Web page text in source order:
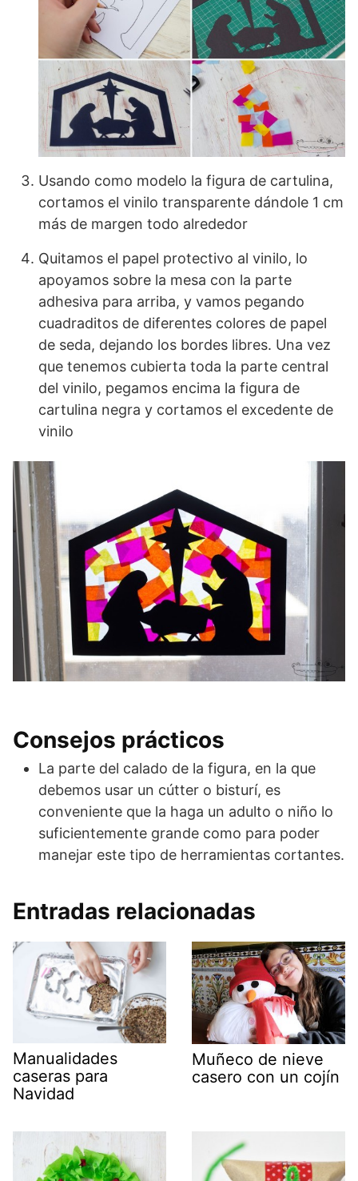
Usando como modelo la figura de cartulina,
cortamos el vinilo transparente dándole 1 cm
más de margen todo alrededor
Quitamos el papel protectivo al vinilo, lo
apoyamos sobre la mesa con la parte
adhesiva para arriba, y vamos pegando
cuadraditos de diferentes colores de papel
de seda, dejando los bordes libres. Una vez
que tenemos cubierta toda la parte central
del vinilo, pegamos encima la figura de
cartulina negra y cortamos el excedente de
vinilo
Consejos prácticos
La parte del calado de la figura, en la que
debemos usar un cútter o bisturí, es
conveniente que la haga un adulto o niño lo
suficientemente grande como para poder
manejar este tipo de herramientas cortantes.
Entradas relacionadas
Manualidades
caseras para
Navidad
Muñeco de nieve
casero con un cojín